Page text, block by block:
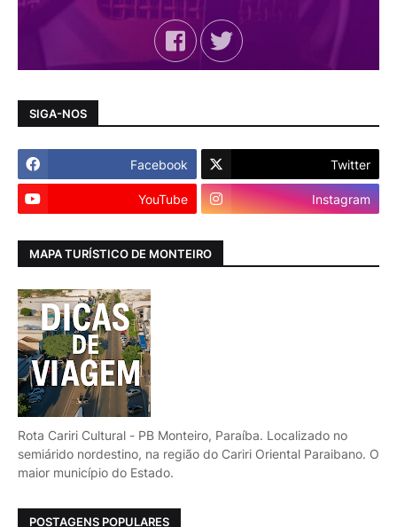
SIGA-NOS
Facebook Twitter
YouTube Instagram
MAPA TURÍSTICO DE MONTEIRO
Rota Cariri Cultural - PB Monteiro, Paraíba. Localizado no
semiárido nordestino, na região do Cariri Oriental Paraibano. O
maior município do Estado.
POSTAGENS POPULARES